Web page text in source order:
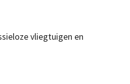
vliegtuigen en